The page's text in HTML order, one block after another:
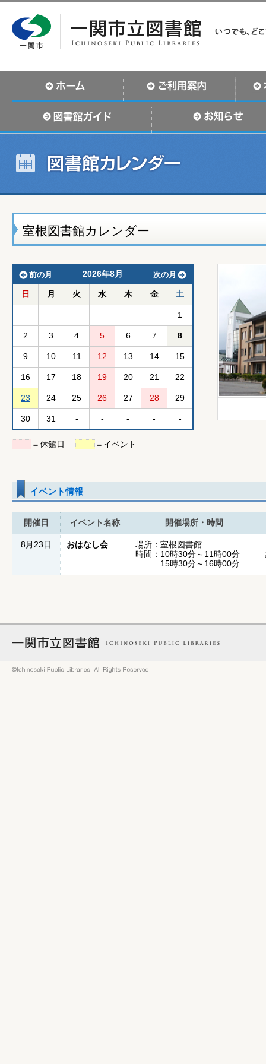
室根図書館カレンダー
前の月 2026年8月 次の月
日 月 火 水 木 金 土
1
2 3 4 5 6 7 8
9 10 11 12 13 14 15
16 17 18 19 20 21 22
23 24 25 26 27 28 29
30 31 - - - - -
＝休館日 ＝イベント
イベント情報
開催日 イベント名称 開催場所・時間
8月23日 おはなし会
場所：室根図書館
時間：10時30分～11時00分
15時30分～16時00分